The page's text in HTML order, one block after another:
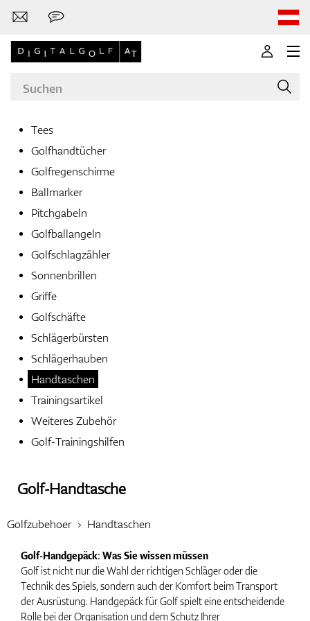
Bags
Trolleys
Tees
Golfhandtücher
Golfregenschirme
Ballmarker
Pitchgabeln
Golfballangeln
Golfschlagzähler
Sonnenbrillen
Griffe
Golfschäfte
Schlägerbürsten
Schlägerhauben
Handtaschen
Trainingsartikel
Weiteres Zubehör
Golf-Trainingshilfen
Golf-Handtasche
Golfzubehoer Handtaschen
Golf-Handgepäck: Was Sie wissen müssen
Golf ist nicht nur die Wahl der richtigen Schläger oder die
Technik des Spiels, sondern auch der Komfort beim Transport
der Ausrüstung. Handgepäck für Golf spielt eine entscheidende
Rolle bei der Organisation und dem Schutz Ihrer